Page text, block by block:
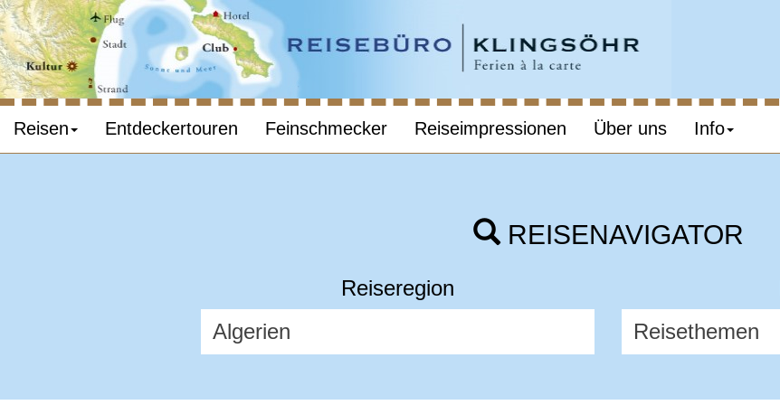
Reisen Entdeckertouren Feinschmecker Reiseimpressionen Über uns Info
REISENAVIGATOR
Reiseregion